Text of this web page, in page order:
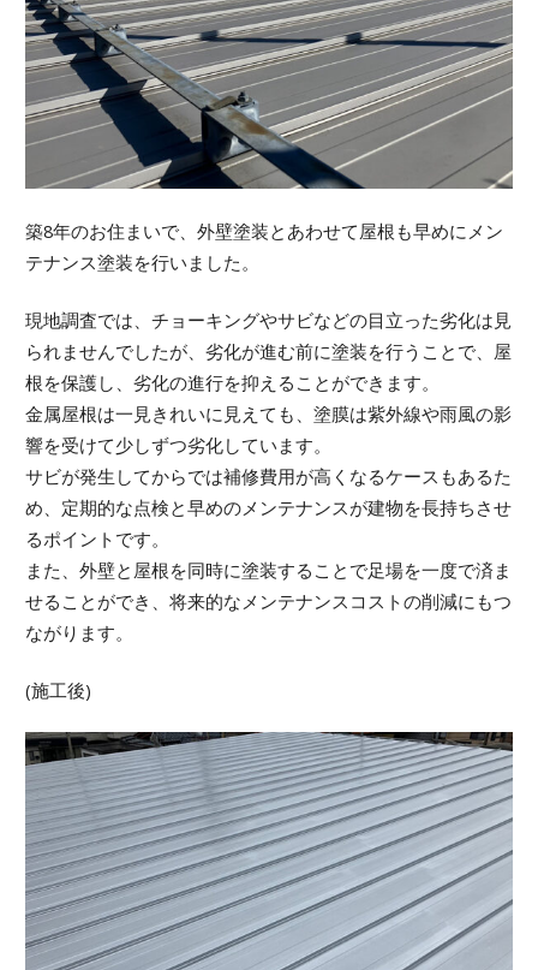
築8年のお住まいで、外壁塗装とあわせて屋根も早めにメン
テナンス塗装を行いました。
現地調査では、チョーキングやサビなどの目立った劣化は見
られませんでしたが、劣化が進む前に塗装を行うことで、屋
根を保護し、劣化の進行を抑えることができます。
金属屋根は一見きれいに見えても、塗膜は紫外線や雨風の影
響を受けて少しずつ劣化しています。
サビが発生してからでは補修費用が高くなるケースもあるた
め、定期的な点検と早めのメンテナンスが建物を長持ちさせ
るポイントです。
また、外壁と屋根を同時に塗装することで足場を一度で済ま
せることができ、将来的なメンテナンスコストの削減にもつ
ながります。
(施工後)